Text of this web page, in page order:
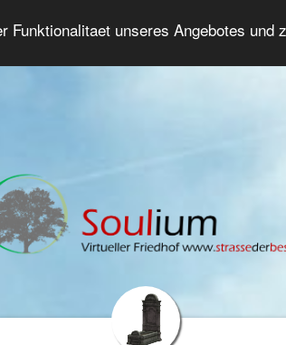
unseres Angebotes
Trauerforum Erweiterte Suche